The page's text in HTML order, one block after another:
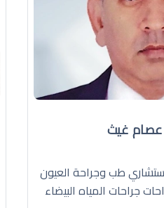
عصام غيث
طب وجراحة العيون
جراحات المياه البيضاء